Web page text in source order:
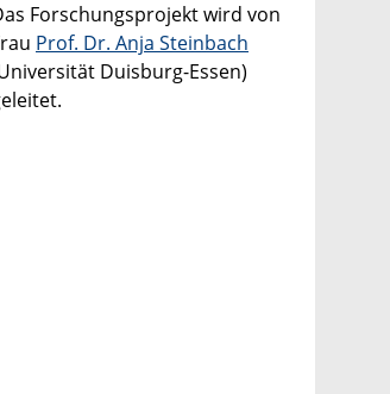
Forschungsprojekt wird von
Prof. Dr. Anja Steinbach
Duisburg-Essen)